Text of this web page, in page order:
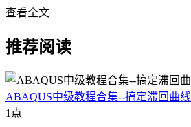
查看全文
推荐阅读
ABAQUS中级教程合集--搞定滞回曲线
1点